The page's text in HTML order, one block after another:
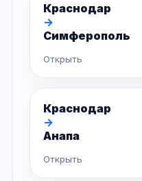
Краснодар
→
Симферополь
Открыть
Краснодар
→
Анапа
Открыть